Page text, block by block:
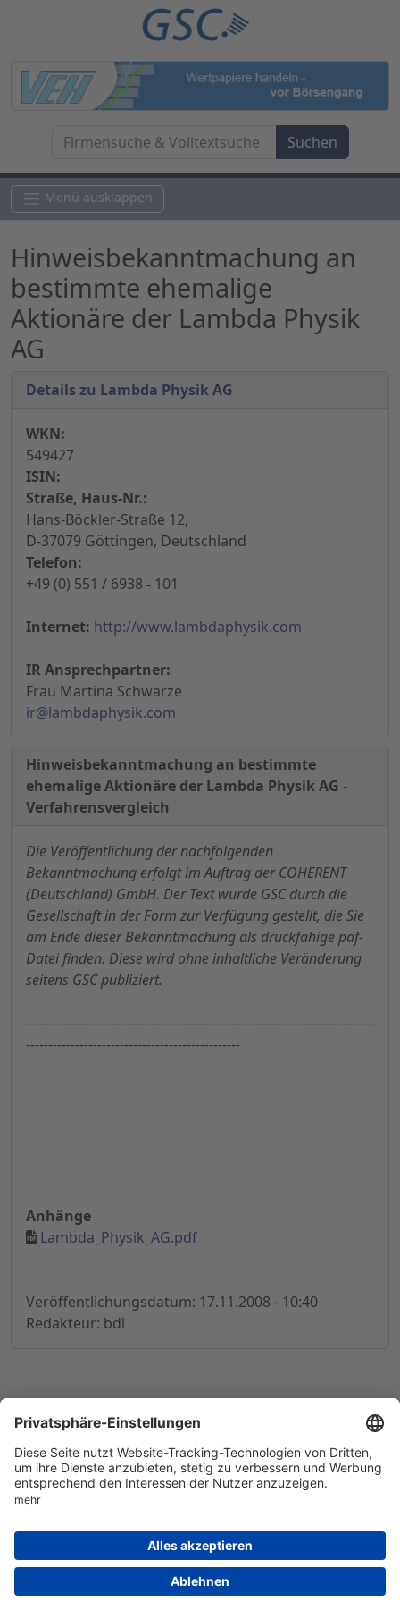
Menü ausklappen
Hinweisbekanntmachung an
bestimmte ehemalige
Aktionäre der Lambda Physik
AG
Details zu Lambda Physik AG
WKN:
549427
ISIN:
Straße, Haus-Nr.:
Hans-Böckler-Straße 12,
D-37079 Göttingen, Deutschland
Telefon:
+49 (0) 551 / 6938 - 101
Internet: http://www.lambdaphysik.com
IR Ansprechpartner:
Frau Martina Schwarze
ir@lambdaphysik.com
Hinweisbekanntmachung an bestimmte
ehemalige Aktionäre der Lambda Physik AG -
Verfahrensvergleich
Die Veröffentlichung der nachfolgenden
Bekanntmachung erfolgt im Auftrag der COHERENT
(Deutschland) GmbH. Der Text wurde GSC durch die
Gesellschaft in der Form zur Verfügung gestellt, die Sie
am Ende dieser Bekanntmachung als druckfähige pdf-
Datei finden. Diese wird ohne inhaltliche Veränderung
seitens GSC publiziert.
------------------------------------------------------------------------------
------------------------------------------------
Anhänge
Lambda_Physik_AG.pdf
Veröffentlichungsdatum: 17.11.2008 - 10:40
Redakteur: bdi
© 1998-2026by GSC Research GmbH
Datenschutz